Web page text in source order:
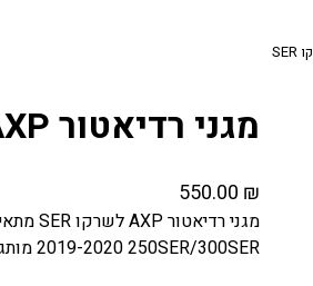
מגני רדיאטור AXP לשרקו SER
550.00 ₪
2019-2020 250SER/300SER מותג: AXP RACING